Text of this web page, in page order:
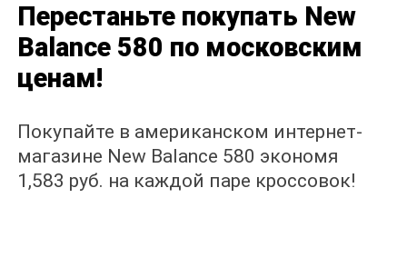
Перестаньте покупать New
Balance 580 по московским
ценам!
Покупайте в американском интернет-
магазине New Balance 580 экономя
1,583 руб. на каждой паре кроссовок!